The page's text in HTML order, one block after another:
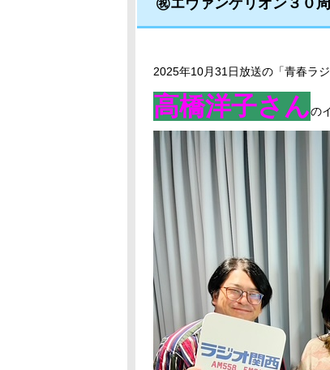
㊗️エヴァンゲリオン３０
2025年10月31日放送の「青春ラジ
高橋洋子さんの